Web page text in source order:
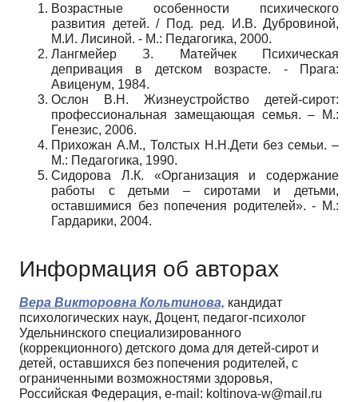
Возрастные особенности психического
развития детей. / Под. ред. И.В. Дубровиной,
М.И. Лисиной. - М.: Педагогика, 2000.
Лангмейер З. Матейчек Психическая
депривация в детском возрасте. - Прага:
Авиценум, 1984.
Ослон В.Н. Жизнеустройство детей-сирот:
профессиональная замещающая семья. – М.:
Генезис, 2006.
Прихожан А.М., Толстых Н.Н.Дети без семьи. –
М.: Педагогика, 1990.
Сидорова Л.К. «Организация и содержание
работы с детьми – сиротами и детьми,
оставшимися без попечения родителей». - М.:
Гардарики, 2004.
Информация об авторах
Вера Викторовна Кольтинова, кандидат
психологических наук, Доцент, педагог-психолог
Удельнинского специализированного
(коррекционного) детского дома для детей-сирот и
детей, оставшихся без попечения родителей, с
ограниченными возможностями здоровья,
Российская Федерация, e-mail: koltinova-w@mail.ru